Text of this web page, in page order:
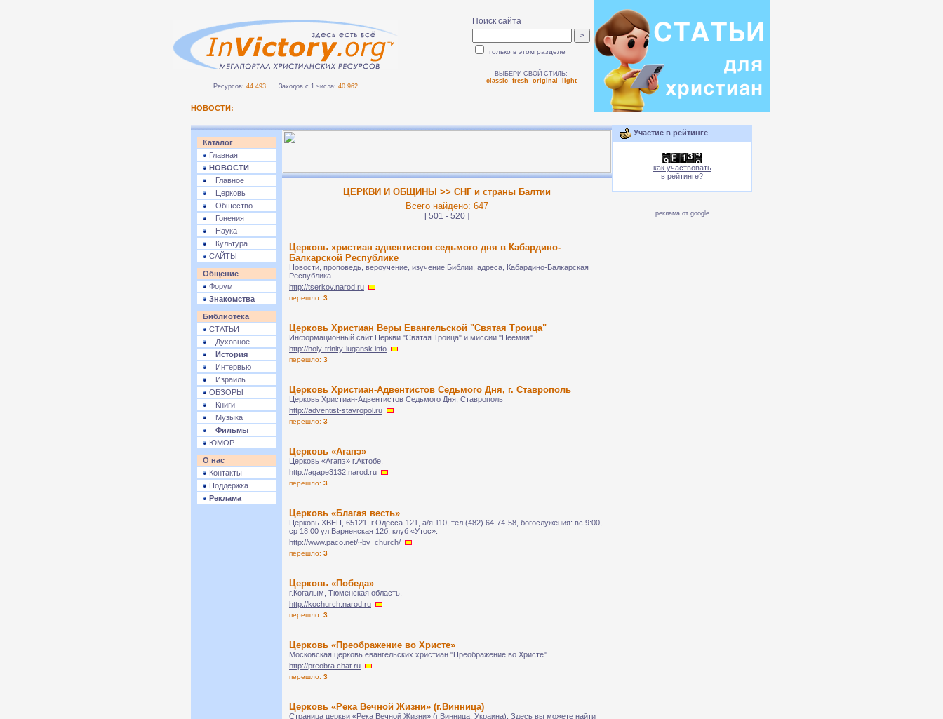
Ресурсов: 44 493 Заходов с 1 числа: 40 962
Поиск сайта
только в этом разделе
ВЫБЕРИ СВОЙ СТИЛЬ:
classic
fresh original light
НОВОСТИ:
Каталог
Главная
НОВОСТИ
Главное
Церковь
Общество
Гонения
Наука
Культура
САЙТЫ
Общение
Форум
Знакомства
Библиотека
СТАТЬИ
Духовное
История
Интервью
Израиль
ОБЗОРЫ
Книги
Музыка
Фильмы
ЮМОР
О нас
Контакты
Поддержка
Реклама
ЦЕРКВИ И ОБЩИНЫ >> СНГ и страны Балтии
Всего найдено: 647
[ 501 - 520 ]
Церковь христиан адвентистов седьмого дня в Кабардино-
Балкарской Республике
Новости, проповедь, вероучение, изучение Библии, адреса, Кабардино-Балкарская
Республика.
http://tserkov.narod.ru
перешло: 3
Церковь Христиан Веры Евангельской "Святая Троица"
Информационный сайт Церкви "Святая Троица" и миссии "Неемия"
http://holy-trinity-lugansk.info
перешло: 3
Церковь Христиан-Адвентистов Седьмого Дня, г. Ставрополь
Церковь Христиан-Адвентистов Седьмого Дня, Ставрополь
http://adventist-stavropol.ru
перешло: 3
Церковь «Агапэ»
Церковь «Агапэ» г.Актобе.
http://agape3132.narod.ru
перешло: 3
Церковь «Благая весть»
Церковь ХВЕП, 65121, г.Одесса-121, а/я 110, тел (482) 64-74-58, богослужения: вс 9:00,
ср 18:00 ул.Варненская 12б, клуб «Утос».
http://www.paco.net/~bv_church/
перешло: 3
Церковь «Победа»
г.Когалым, Тюменская область.
http://kochurch.narod.ru
перешло: 3
Церковь «Преображение во Христе»
Московская церковь евангельских христиан "Преображение во Христе".
http://preobra.chat.ru
перешло: 3
Церковь «Река Вечной Жизни» (г.Винница)
Страница церкви «Река Вечной Жизни» (г.Винница, Украина). Здесь вы можете найти
Участие в рейтинге
как участвовать
в рейтинге?
реклама от google